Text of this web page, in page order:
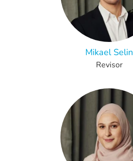
Mikael Selin
Revisor